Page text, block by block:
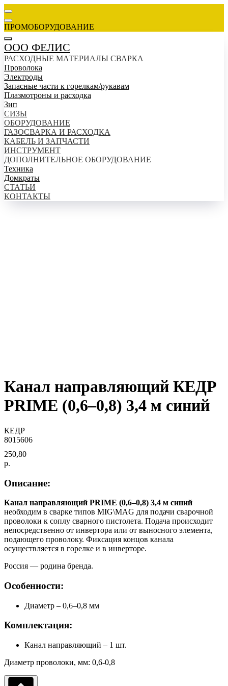
ПРОМОБОРУДОВАНИЕ
ООО ФЕЛИС
РАСХОДНЫЕ МАТЕРИАЛЫ СВАРКА
Проволока
Электроды
Запасные части к горелкам/рукавам
Плазмотроны и расходка
Зип
СИЗЫ
ОБОРУДОВАНИЕ
ГАЗОСВАРКА И РАСХОДКА
КАБЕЛЬ И ЗАПЧАСТИ
ИНСТРУМЕНТ
ДОПОЛНИТЕЛЬНОЕ ОБОРУДОВАНИЕ
Техника
Домкраты
СТАТЬИ
КОНТАКТЫ
Канал направляющий КЕДР
PRIME (0,6–0,8) 3,4 м синий
КЕДР
8015606
250,80
р.
Описание:
Канал направляющий PRIME (0,6–0,8) 3,4 м синий
необходим в сварке типов MIG\MAG для подачи сварочной
проволоки к соплу сварного пистолета. Подача происходит
непосредственно от инвертора или от выносного элемента,
подающего проволоку. Фиксация концов канала
осуществляется в горелке и в инверторе.
Россия — родина бренда.
Особенности:
Диаметр – 0,6–0,8 мм
Комплектация:
Канал направляющий – 1 шт.
Диаметр проволоки, мм: 0,6-0,8